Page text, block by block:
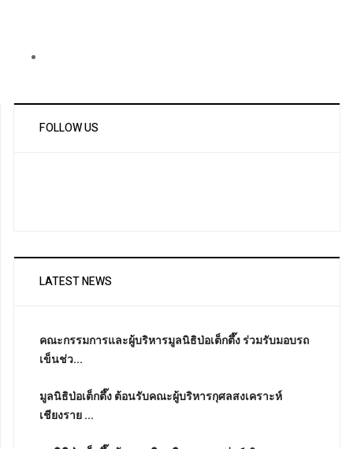
FOLLOW US
LATEST NEWS
คณะกรรมการและผู้บริหารมูลนิธิป่อเต็กตึ๊ง ร่วมรับมอบรถ
เข็นช่ว...
มูลนิธิป่อเต็กตึ๊ง ต้อนรับคณะผู้บริหารกุศลสงเคราะห์
เชียงราย ...